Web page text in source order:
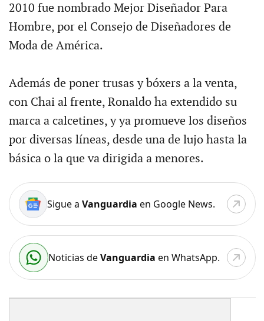
2010 fue nombrado Mejor Diseñador Para
Hombre, por el Consejo de Diseñadores de
Moda de América.
Además de poner trusas y bóxers a la venta,
con Chai al frente, Ronaldo ha extendido su
marca a calcetines, y ya promueve los diseños
por diversas líneas, desde una de lujo hasta la
básica o la que va dirigida a menores.
Sigue a Vanguardia en Google News.
Noticias deVanguardia en WhatsApp.